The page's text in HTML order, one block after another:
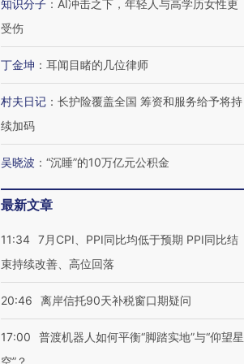
知识分子 ： AI冲击之下，年轻人与高学历女性更
受伤
丁金坤 ： 耳闻目睹的几位律师
村夫日记 ： 长护险覆盖全国 筹资和服务给予将持
续加码
吴晓波 ： “沉睡”的10万亿元公积金
最新文章
11:34 7月CPI、PPI同比均低于预期 PPI同比结
束持续改善、高位回落
20:46 离岸信托90天补税窗口期疑问
17:00
普渡机器人如何平衡“脚踏实地”与“仰望星
空”？